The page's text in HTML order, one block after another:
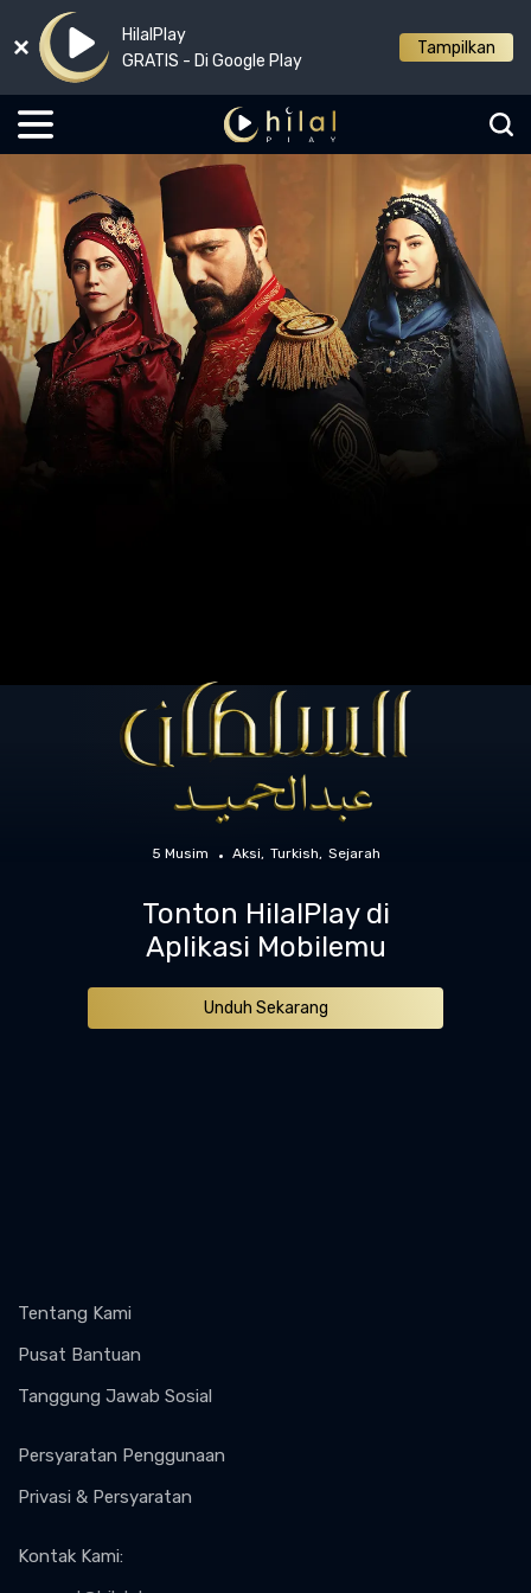
HilalPlay
GRATIS - Di Google Play
Tampilkan
5 Musim Aksi Turkish Sejarah
Tonton HilalPlay di
Aplikasi Mobilemu
Unduh Sekarang
Tentang Kami
Pusat Bantuan
Tanggung Jawab Sosial
Persyaratan Penggunaan
Privasi & Persyaratan
Kontak Kami: